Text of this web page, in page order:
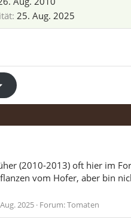
25. Aug. 2025
(2010-2013) oft hier im
vom Hofer, aber bin
2025 Forum:Tomaten